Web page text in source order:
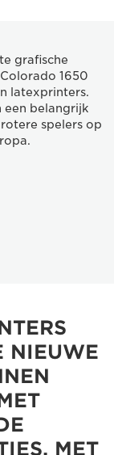
grafische
1650
latexprinters.
een belangrijk
spelers op
NIEUWE
MET